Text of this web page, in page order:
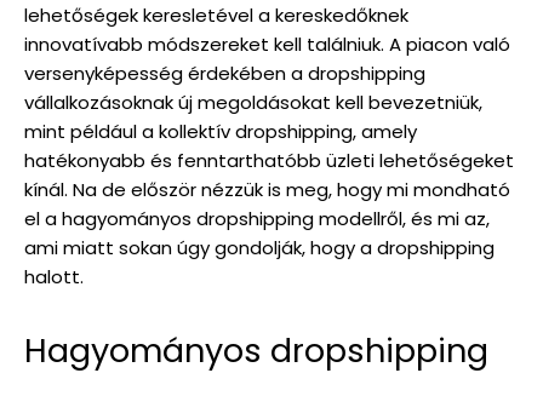
lehetőségek keresletével a kereskedőknek
innovatívabb módszereket kell találniuk. A piacon való
versenyképesség érdekében a dropshipping
vállalkozásoknak új megoldásokat kell bevezetniük,
mint például a kollektív dropshipping, amely
hatékonyabb és fenntarthatóbb üzleti lehetőségeket
kínál. Na de először nézzük is meg, hogy mi mondható
el a hagyományos dropshipping modellről, és mi az,
ami miatt sokan úgy gondolják, hogy a dropshipping
halott.
Hagyományos dropshipping